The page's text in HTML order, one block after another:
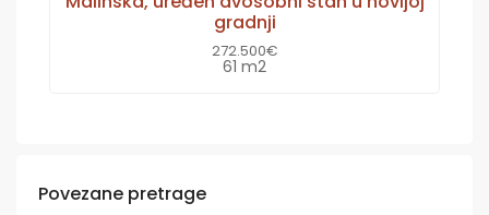
gradnji
272.500€
61 m2
Povezane pretrage